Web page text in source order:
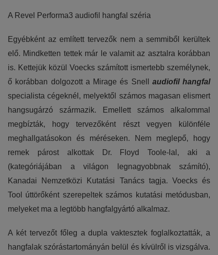
A Revel Performa3 audiofil hangfal széria
Egyébként az említett tervezők nem a semmiből kerültek
elő. Mindketten tettek már le valamit az asztalra korábban
is. Kettejük közül Voecks számított ismertebb személynek,
ő korábban dolgozott a Mirage és Snell audiofil hangfal
specialista cégeknél, melyektől számos magasan elismert
hangsugárzó származik. Emellett számos alkalommal
megbízták, hogy tervezőként részt vegyen különféle
meghallgatásokon és méréseken. Nem meglepő, hogy
remek párost alkottak Dr. Floyd Toole-lal, aki a
(kategóriájában a világon legnagyobbnak számító),
Kanadai Nemzetközi Kutatási Tanács tagja. Voecks és
Tool úttörőként szerepeltek számos kutatási metódusban,
melyeket ma a legtöbb hangfalgyártó alkalmaz.
A két tervezőt főleg a dupla vaktesztek foglalkoztatták, a
hangfalak szórástartományán belül és kívülről is vizsgálva.